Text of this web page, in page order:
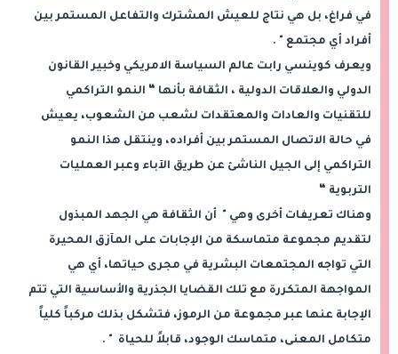
في فراغ، بل هي نتاج للعيش المشترك والتفاعل المستمر بين
أفراد أي مجتمع " .
ويعرف كوينسي رابت عالم السياسة الامريكي وخبير القانون
الدولي والعلاقات الدولية ، الثقافة بأنها “ النمو التراكمي
للتقنيات والعادات والمعتقدات لشعب من الشعوب، يعيش
في حالة الاتصال المستمر بين أفراده، وينتقل هذا النمو
التراكمي إلى الجيل الناشئ عن طريق الآباء وعبر العمليات
التربوية “
وهناك تعريفات أخرى وهي " أن الثقافة هي الجهد المبذول
لتقديم مجموعة متماسكة من الإجابات على المآزق المحيرة
التي تواجه المجتمعات البشرية في مجرى حياتها، أي هي
المواجهة المتكررة مع تلك القضايا الجذرية والأساسية التي تتم
الإجابة عنها عبر مجموعة من الرموز، فتشكل بذلك مركباً كلياً
متكامل المعنى، متماسك الوجود، قابلاً للحياة " .